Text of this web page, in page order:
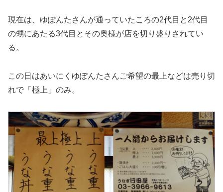
現在は、ゆぽんたさんが通っていたころの2代目と2代目
の甥にあたる3代目とその奥様が店を切り盛りされてい
る。
この日はあいにくゆぽんたさんご希望の最上などは売り切
れで「極上」のみ。